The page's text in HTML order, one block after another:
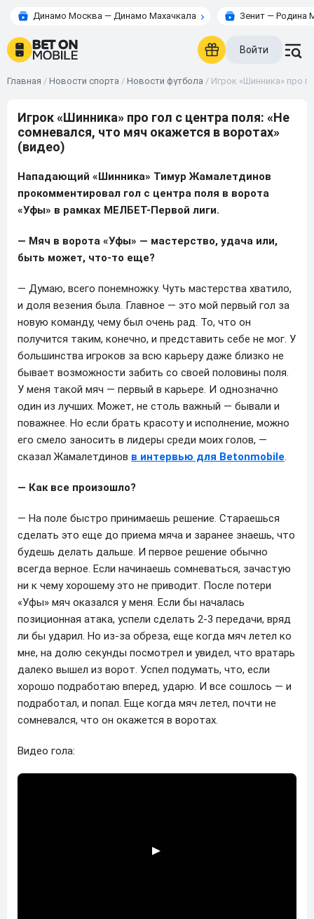
Динамо Москва — Динамо Махачкала Зенит — Родина
Войти
Главная / Новости спорта / Новости футбола / Игрок «Шинника» про
Игрок «Шинника» про гол с центра поля: «Не
сомневался, что мяч окажется в воротах»
(видео)
Нападающий «Шинника» Тимур Жамалетдинов
прокомментировал гол с центра поля в ворота
«Уфы» в рамках МЕЛБЕТ-Первой лиги.
— Мяч в ворота «Уфы» — мастерство, удача или,
быть может, что-то еще?
— Думаю, всего понемножку. Чуть мастерства хватило,
и доля везения была. Главное — это мой первый гол за
новую команду, чему был очень рад. То, что он
получится таким, конечно, и представить себе не мог. У
большинства игроков за всю карьеру даже близко не
бывает возможности забить со своей половины поля.
У меня такой мяч — первый в карьере. И однозначно
один из лучших. Может, не столь важный — бывали и
поважнее. Но если брать красоту и исполнение, можно
его смело заносить в лидеры среди моих голов, —
сказал Жамалетдинов в интервью для Betonmobile.
— Как все произошло?
— На поле быстро принимаешь решение. Стараешься
сделать это еще до приема мяча и заранее знаешь, что
будешь делать дальше. И первое решение обычно
всегда верное. Если начинаешь сомневаться, зачастую
ни к чему хорошему это не приводит. После потери
«Уфы» мяч оказался у меня. Если бы началась
позиционная атака, успели сделать 2-3 передачи, вряд
ли бы ударил. Но из-за обреза, еще когда мяч летел ко
мне, на долю секунды посмотрел и увидел, что вратарь
далеко вышел из ворот. Успел подумать, что, если
хорошо подработаю вперед, ударю. И все сошлось — и
подработал, и попал. Еще когда мяч летел, почти не
сомневался, что он окажется в воротах.
Видео гола: